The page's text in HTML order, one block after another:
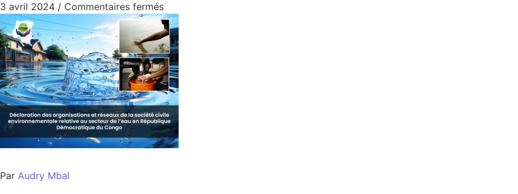
3 avril 2024 / Commentaires fermés
Par Audry Mbal